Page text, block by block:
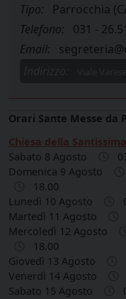
Tipo:
Parrocchia
Telefono:
031 -
Email:
Orari Sante Messe da
Chiesa della
Sabato 8 Agosto
Domenica 9 Agosto
18.00
Lunedì 10 Agosto
Martedì 11 Agosto
Mercoledì 12 Agosto
18.00
Giovedì 13 Agosto
Venerdì 14 Agosto
Sabato 15 Agosto